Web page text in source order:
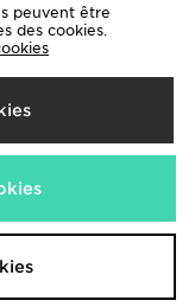
suivantes
peuvent être
des cookies.